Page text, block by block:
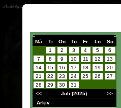
Må Ti On To Fr Lö
Sö
1
2 3 4 5
6
7
8 9 10 11 12
13
14
15 16 17 18 19
20
21
22 23 24 25 26
27
28
29 30
31
<<
Juli (2025)
>>
Arkiv